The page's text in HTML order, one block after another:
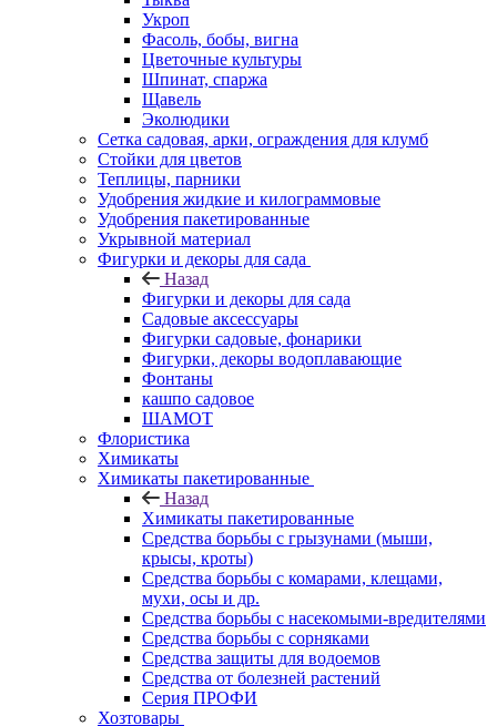
Укроп
Фасоль, бобы, вигна
Цветочные культуры
Шпинат, спаржа
Щавель
Эколюдики
Сетка садовая, арки, ограждения для клумб
Стойки для цветов
Теплицы, парники
Удобрения жидкие и килограммовые
Удобрения пакетированные
Укрывной материал
Фигурки и декоры для сада
Назад
Фигурки и декоры для сада
Садовые аксессуары
Фигурки садовые, фонарики
Фигурки, декоры водоплавающие
Фонтаны
кашпо садовое
ШАМОТ
Флористика
Химикаты
Химикаты пакетированные
Назад
Химикаты пакетированные
Средства борьбы с грызунами (мыши,
крысы, кроты)
Средства борьбы с комарами, клещами,
мухи, осы и др.
Средства борьбы с насекомыми-вредителями
Средства борьбы с сорняками
Средства защиты для водоемов
Средства от болезней растений
Серия ПРОФИ
Хозтовары